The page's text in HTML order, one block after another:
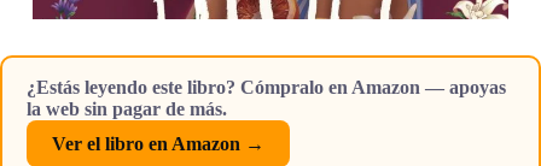
¿Estás leyendo este libro? Cómpralo en Amazon — apoyas
la web sin pagar de más.
Ver el libro en Amazon →